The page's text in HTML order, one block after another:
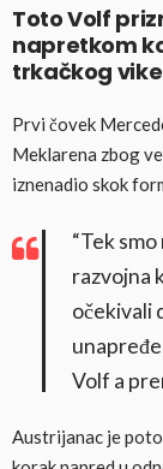
Toto Volf
napretkom
trkačkog
Prvi čovek
Meklarena zbog
iznenadio skok
“Tek
razvojna
očekivali
Volf a
Austrijanac je